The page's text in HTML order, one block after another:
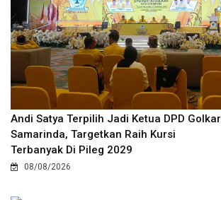
Andi Satya Terpilih Jadi Ketua DPD Golkar
Samarinda, Targetkan Raih Kursi
Terbanyak Di Pileg 2029
08/08/2026